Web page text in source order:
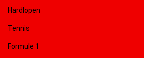
Hardlopen
Tennis
Formule 1